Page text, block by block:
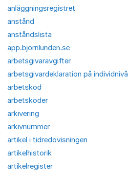
anläggningsregistret
anstånd
anståndslista
app.bjornlunden.se
arbetsgivaravgifter
arbetsgivardeklaration på individnivå
arbetskod
arbetskoder
arkivering
arkivnummer
artikel i tidredovisningen
artikelhistorik
artikelregister